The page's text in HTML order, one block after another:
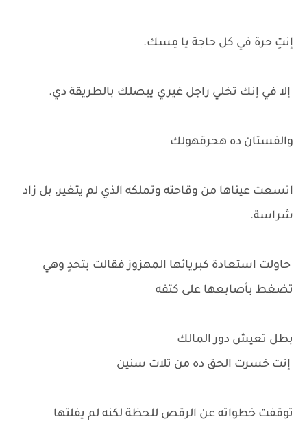
إنتِ حرة في كل حاجة يا مِسك.
إلا في إنك تخلي راجل غيري يبصلك بالطريقة دي.
والفستان ده هحرقهولك
اتسعت عيناها من وقاحته وتملكه الذي لم يتغير، بل زاد
شراسة.
حاولت استعادة كبريائها المهزوز فقالت بتحدٍ وهي
تضغط بأصابعها على كتفه
بطل تعيش دور المالك
إنت خسرت الحق ده من تلات سنين
توقفت خطواته عن الرقص للحظة لكنه لم يفلتها